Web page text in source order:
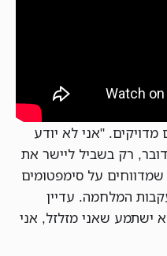
"אני לא יודע
שמדובר, רק בשביל ליישר את
שמדווחים על סימפטומים
המלחמה. עדיין
שלא ישתמע שאני מזלזל, אני